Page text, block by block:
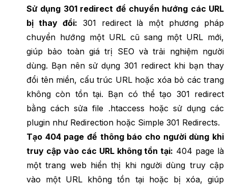
Sử dụng 301 redirect để chuyển hướng các URL
bị thay đổi: 301 redirect là một phương pháp
chuyển hướng một URL cũ sang một URL mới,
giúp bảo toàn giá trị SEO và trải nghiệm người
dùng. Bạn nên sử dụng 301 redirect khi bạn thay
đổi tên miền, cấu trúc URL hoặc xóa bỏ các trang
không còn tồn tại. Bạn có thể tạo 301 redirect
bằng cách sửa file .htaccess hoặc sử dụng các
plugin như Redirection hoặc Simple 301 Redirects.
Tạo 404 page để thông báo cho người dùng khi
truy cập vào các URL không tồn tại: 404 page là
một trang web hiển thị khi người dùng truy cập
vào một URL không tồn tại hoặc bị xóa, giúp